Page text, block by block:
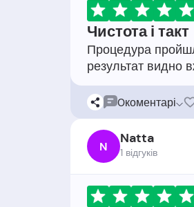
Чистота і такт
Процедура
0коментарі
N Natta
1 відгукiв